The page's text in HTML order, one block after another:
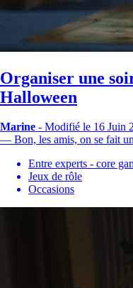
Organiser une
Halloween
Marine - Modifié le 16 Juin
— Bon, les amis, on se fait
Entre experts - core
Jeux de rôle
Occasions